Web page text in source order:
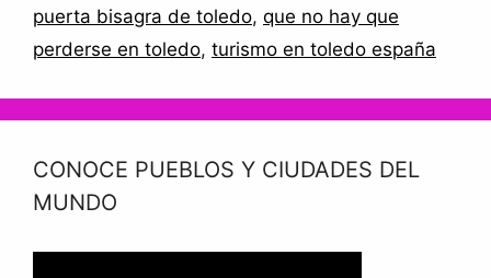
puerta bisagra de toledo, que no hay que
perderse en toledo, turismo en toledo españa
CONOCE PUEBLOS Y CIUDADES DEL
MUNDO